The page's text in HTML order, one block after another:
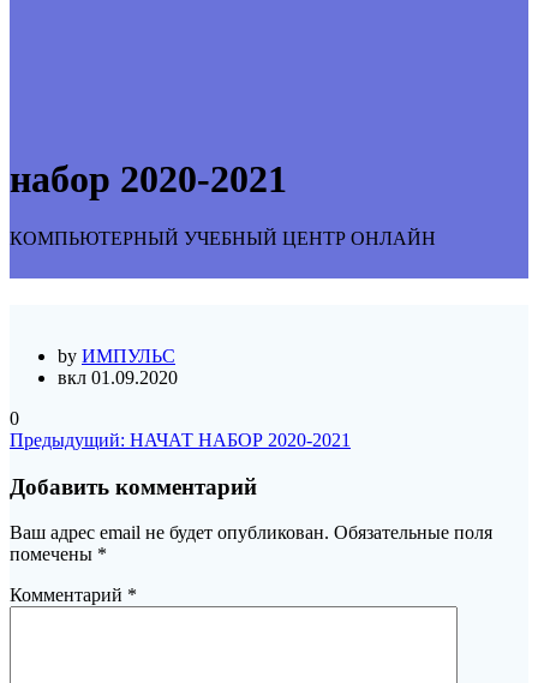
набор 2020-2021
КОМПЬЮТЕРНЫЙ УЧЕБНЫЙ ЦЕНТР ОНЛАЙН
by ИМПУЛЬС
вкл 01.09.2020
0
Навигация
по
записям
Предыдущий: Предыдущая
НАЧАТ НАБОР 2020-2021
Добавить комментарий
Ваш адрес email не будет опубликован. Обязательные поля
помечены *
Комментарий *